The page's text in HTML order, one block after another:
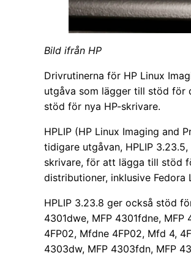
Bild ifrån HP
Drivrutinerna för HP Linux
utgåva som lägger till stöd för
stöd för nya HP-skrivare.
HPLIP (HP Linux Imaging and
tidigare utgåvan, HPLIP
skrivare, för att lägga till stöd
distributioner, inklusive Fedora
HPLIP 3.23.8 ger också stöd
4301dwe, MFP 4301fdne, MFP
4FP02, Mfdne 4FP02, Mfd 4,
4303dw, MFP 4303fdn, MFP